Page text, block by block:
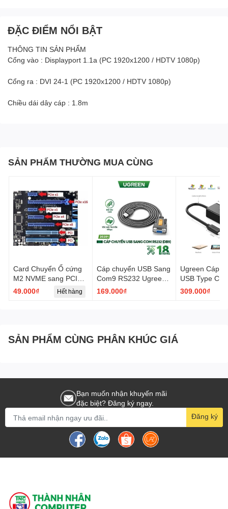
ĐẶC ĐIỂM NỔI BẬT
THÔNG TIN SẢN PHẨM
Cổng vào : Displayport 1.1a (PC 1920x1200 / HDTV 1080p)
Cổng ra : DVI 24-1 (PC 1920x1200 / HDTV 1080p)
Chiều dái dây cáp : 1.8m
SẢN PHẨM THƯỜNG MUA CÙNG
Card Chuyển Ổ cứng
M2 NVME sang PCIE
X16 X8 X4 Chuyên
49.000₫ Hết hàng
Cáp chuyển USB Sang
Com9 RS232 Ugreen
20201 CR104 dài
169.000₫
Ugreen Cáp
USB Type C
mạng Lan, RJ
309.000₫
SẢN PHẨM CÙNG PHÂN KHÚC GIÁ
Bạn muốn nhận khuyến mãi
đặc biệt? Đăng ký ngay.
Đăng ký